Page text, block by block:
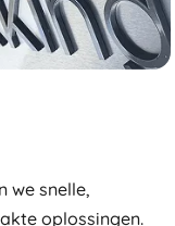
we snelle,
oplossingen.